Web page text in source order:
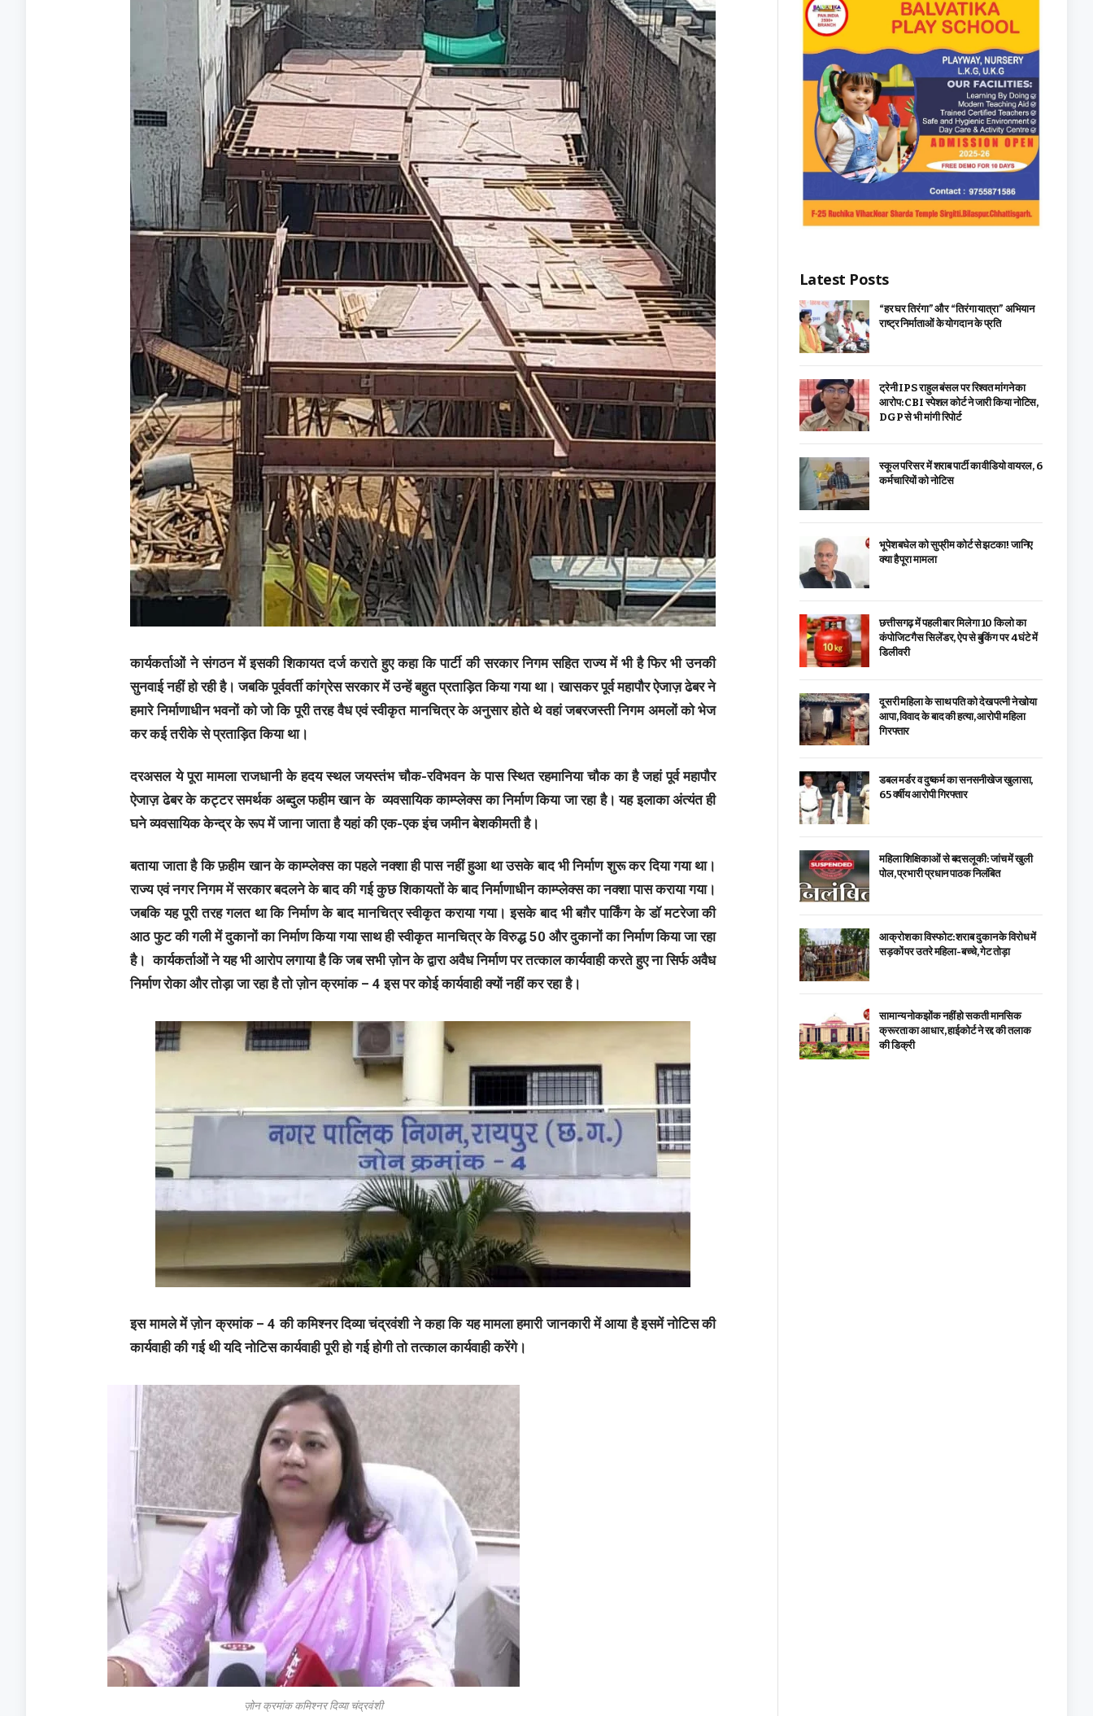
कार्यकर्ताओं ने संगठन में इसकी शिकायत दर्ज कराते हुए कहा कि पार्टी की सरकार निगम सहित राज्य में भी है फिर भी उनकी
सुनवाई नहीं हो रही है। जबकि पूर्ववर्ती कांग्रेस सरकार में उन्हें बहुत प्रताड़ित किया गया था। खासकर पूर्व महापौर ऐजाज़ ढेबर ने
हमारे निर्माणाधीन भवनों को जो कि पूरी तरह वैध एवं स्वीकृत मानचित्र के अनुसार होते थे वहां जबरजस्ती निगम अमलों को भेज
कर कई तरीके ‌से प्रताड़ित किया था।
दरअसल ये पूरा मामला राजधानी के हदय स्थल जयस्तंभ चौक-रविभवन के पास स्थित रहमानिया चौक का है जहां पूर्व महापौर
ऐजाज़ ढेबर के कट्टर समर्थक अब्दुल फहीम खान के व्यवसायिक काम्प्लेक्स का निर्माण किया जा रहा है। यह इलाका अंत्यंत ही
घने व्यवसायिक केन्द्र के रूप में जाना जाता है यहां की एक-एक इंच जमीन बेशकीमती है।
बताया जाता है कि फ़हीम खान के काम्प्लेक्स का पहले नक्शा ही पास नहीं हुआ था उसके बाद भी निर्माण शुरू कर दिया गया था।
राज्य एवं नगर निगम में सरकार बदलने के बाद की गई कुछ शिकायतों के बाद निर्माणाधीन काम्प्लेक्स का नक्शा पास कराया गया।
जबकि यह पूरी तरह गलत था कि निर्माण के बाद मानचित्र स्वीकृत कराया गया। इसके बाद भी बग़ैर पार्किंग के डाॅ मटरेजा की
आठ फुट की गली में दुकानों का निर्माण किया गया साथ ही स्वीकृत मानचित्र के विरुद्ध 50 और दुकानों का निर्माण किया जा रहा
है। कार्यकर्ताओं ने यह भी आरोप लगाया है कि जब सभी ज़ोन के द्वारा अवैध निर्माण पर तत्काल कार्यवाही करते हुए ना सिर्फ अवैध
निर्माण रोका और तोड़ा जा रहा है तो ज़ोन क्रमांक – 4 इस पर कोई कार्यवाही क्यों नहीं कर रहा है।
इस मामले में ज़ोन क्रमांक – 4 की कमिश्नर दिव्या चंद्रवंशी ने कहा कि यह मामला हमारी जानकारी में आया है इसमें नोटिस की
कार्यवाही की गई थी यदि नोटिस कार्यवाही पूरी हो गई होगी तो तत्काल कार्यवाही करेंगे।
ज़ोन क्रमांक कमिश्नर दिव्या चंद्रवंशी
Latest Posts
“हर घर तिरंगा” और “तिरंगा यात्रा” अभियान
राष्ट्र निर्माताओं के योगदान के प्रति
ट्रेनी IPS राहुल बंसल पर रिश्वत मांगने का
आरोप: CBI स्पेशल कोर्ट ने जारी किया नोटिस,
DGP से भी मांगी रिपोर्ट
स्कूल परिसर में शराब पार्टी का वीडियो वायरल, 6
कर्मचारियों को नोटिस
भूपेश बघेल को सुप्रीम कोर्ट से झटका! जानिए
क्या है पूरा मामला
छत्तीसगढ़ में पहली बार मिलेगा 10 किलो का
कंपोजिट गैस सिलेंडर, ऐप से बुकिंग पर 4 घंटे में
डिलीवरी
दूसरी महिला के साथ पति को देख पत्नी ने खोया
आपा, विवाद के बाद की हत्या, आरोपी महिला
गिरफ्तार
डबल मर्डर व दुष्कर्म का सनसनीखेज खुलासा,
65 वर्षीय आरोपी गिरफ्तार
महिला शिक्षिकाओं से बदसलूकी: जांच में खुली
पोल, प्रभारी प्रधान पाठक निलंबित
आक्रोश का विस्फोट: शराब दुकान के विरोध में
सड़कों पर उतरे महिला-बच्चे, गेट तोड़ा
सामान्य नोकझोंक नहीं हो सकती मानसिक
क्रूरता का आधार, हाईकोर्ट ने रद्द की तलाक
की डिक्री